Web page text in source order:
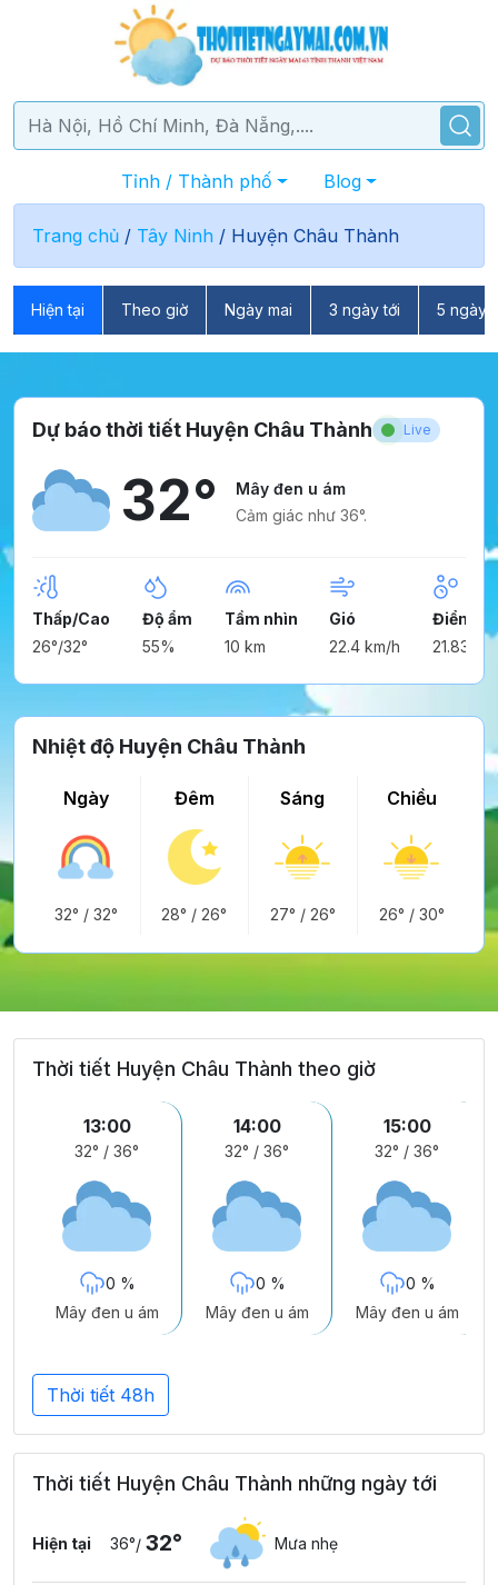
Tỉnh / Thành phố Blog
Trang chủ / Tây Ninh / Huyện Châu Thành
Hiện tại Theo giờ Ngày mai 3 ngày tới 5 ngày
Dự báo thời tiết Huyện Châu Thành Live
32°
Mây đen u ám
Cảm giác như 36°.
Thấp/Cao
26°/32°
Độ ẩm
55%
Tầm nhìn
10 km
Gió
22.4 km/h
Điểm
21.83°
Nhiệt độ Huyện Châu Thành
Ngày
32° / 32°
Đêm
28° /26°
Sáng
27° / 26°
Chiều
26° / 30°
Thời tiết Huyện Châu Thành theo giờ
13:00
32° / 36°
0 %
Mây đen u ám
14:00
32° / 36°
0 %
Mây đen u ám
15:00
32° / 36°
0 %
Mây đen u ám
Thời tiết 48h
Thời tiết Huyện Châu Thành những ngày tới
Hiện tại 36°/ 32° Mưa nhẹ